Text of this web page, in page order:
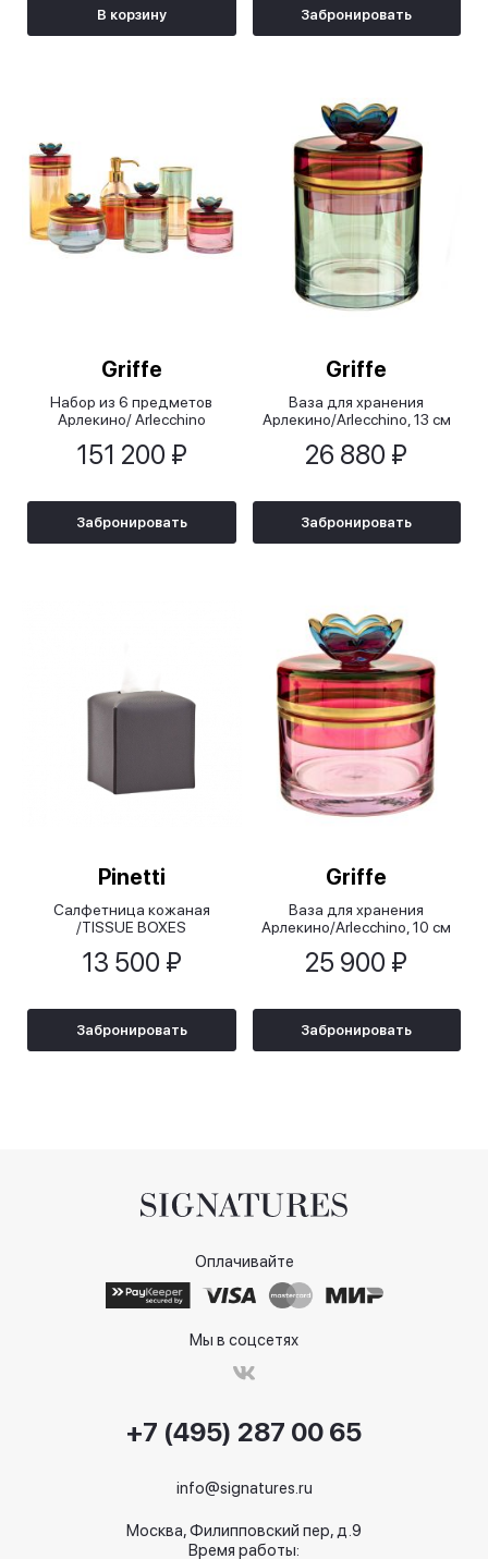
В корзину Забронировать
Griffe
Набор из 6 предметов
Арлекино/ Arlecchino
151 200 ₽
Забронировать
Griffe
Ваза для хранения
Арлекино/Arlecchino, 13 см
26 880 ₽
Забронировать
Pinetti
Салфетница кожаная
/TISSUE BOXES
13 500 ₽
Забронировать
Griffe
Ваза для хранения
Арлекино/Arlecchino, 10 см
25 900 ₽
Забронировать
Оплачивайте
Мы в соцсетях
+7 (495) 287 00 65
info@signatures.ru
Москва, Филипповский пер, д.9
Время работы: